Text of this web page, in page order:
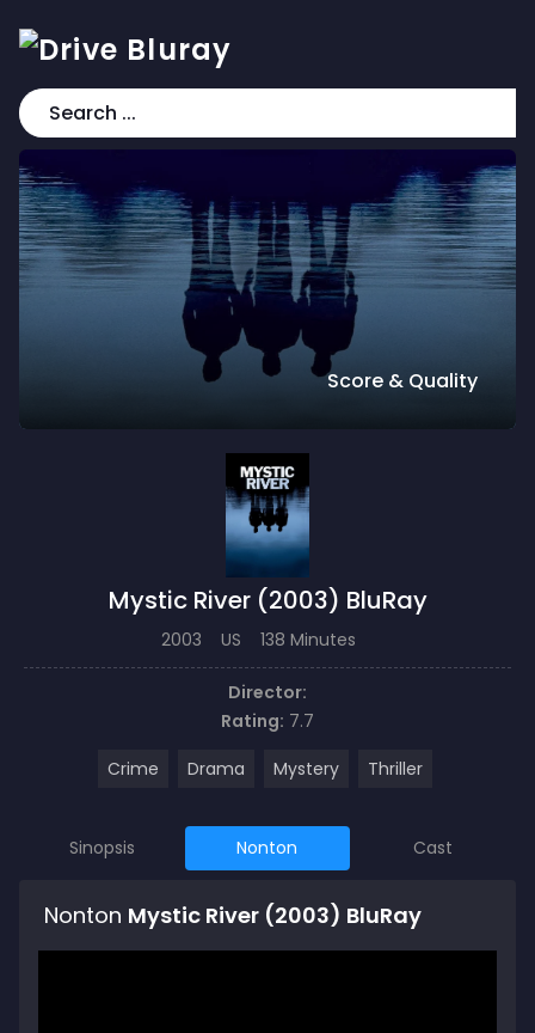
Score & Quality
Mystic River (2003) BluRay
2003 US 138 Minutes
Director:
Rating: 7.7
Crime
Drama Mystery Thriller
Sinopsis Nonton Cast
Nonton Mystic River (2003) BluRay